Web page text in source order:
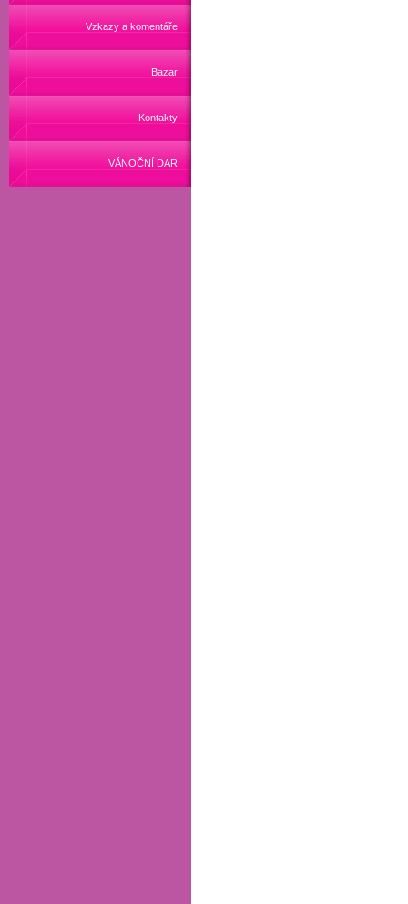
Vzkazy a komentáře
Bazar
Kontakty
VÁNOČNÍ DAR